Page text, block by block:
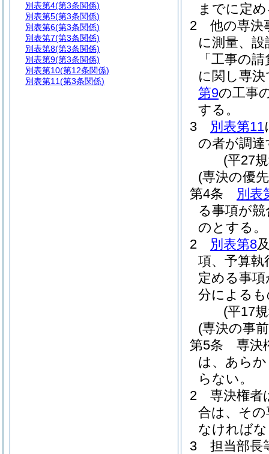
までに定
2
他の専決
に測量、
「工事の
に関し専
第9の工事
する。
3
別表第11
の者が調
(平27
(専決の優
第4条
別表
る事項が
のとする。
2
別表第8
項、予算執
定める事
分による
(平17
(専決の事
第5条
専決
は、あら
らない。
2
専決権者
合は、そ
なければ
3
担当部長
別表第4(第3条関係)
別表第5(第3条関係)
別表第6(第3条関係)
別表第7(第3条関係)
別表第8(第3条関係)
別表第9(第3条関係)
別表第10(第12条関係)
別表第11(第3条関係)